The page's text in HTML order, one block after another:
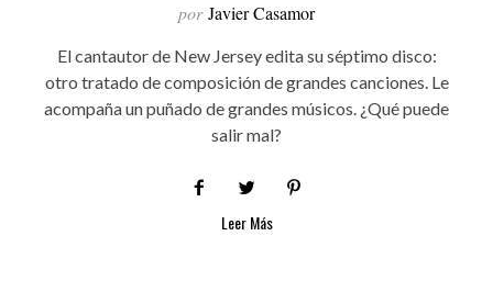
por Javier Casamor
El cantautor de New Jersey edita su séptimo disco:
otro tratado de composición de grandes canciones. Le
acompaña un puñado de grandes músicos. ¿Qué puede
salir mal?
Leer Más